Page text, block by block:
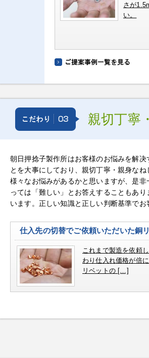
さが
い。
親切丁寧
朝日押捻子製作所はお客様のお悩みを解
とを大事にしており、親切丁寧・親身な
様々なお悩みがあるかと思いますが、是
っては「難しい」とお答えすることもあ
います。正しい知識と正しい判断基準で
仕入先の切替でご依頼いただいた銅
これまで製造を依頼
わり仕入れ価格が倍
リベットの […]